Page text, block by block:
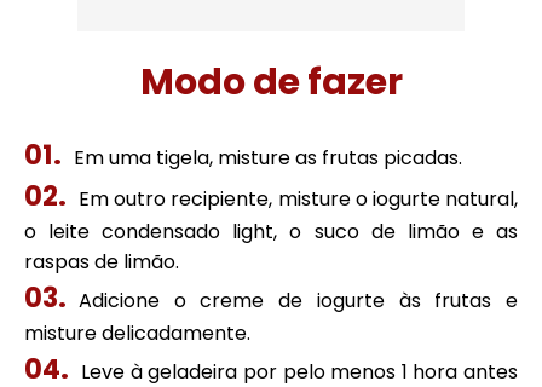
Modo de fazer
Em uma tigela, misture as frutas picadas.
Em outro recipiente, misture o iogurte natural,
o leite condensado light, o suco de limão e as
raspas de limão.
Adicione o creme de iogurte às frutas e
misture delicadamente.
Leve à geladeira por pelo menos 1 hora antes